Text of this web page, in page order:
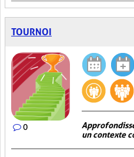
TOURNOI
0
un contexte